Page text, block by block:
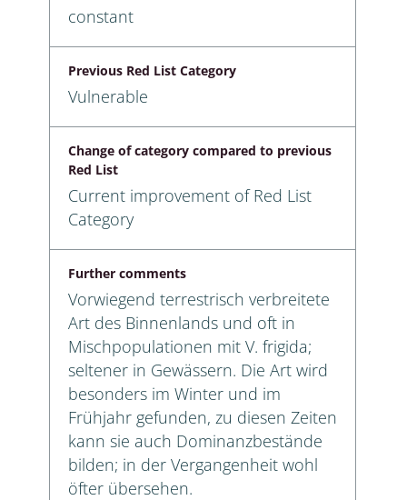
constant
Previous Red List Category
Vulnerable
Change of category compared to previous
Red List
Current improvement of Red List
Category
Further comments
Vorwiegend terrestrisch verbreitete
Art des Binnenlands und oft in
Mischpopulationen mit V. frigida;
seltener in Gewässern. Die Art wird
besonders im Winter und im
Frühjahr gefunden, zu diesen Zeiten
kann sie auch Dominanzbestände
bilden; in der Vergangenheit wohl
öfter übersehen.